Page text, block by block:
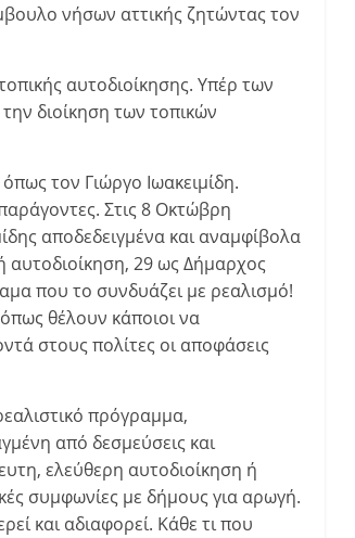
νήσων αττικής ζητώντας τον
αυτοδιοίκησης. Υπέρ των
διοίκηση των τοπικών
τον Γιώργο Ιωακειμίδη.
Στις 8 Οκτώβρη
αποδεδειγμένα και αναμφίβολα
αυτοδιοίκηση, 29 ως Δήμαρχος
που το συνδυάζει με ρεαλισμό!
θέλουν κάποιοι να
στους πολίτες οι αποφάσεις
πρόγραμμα,
από δεσμεύσεις και
ελεύθερη αυτοδιοίκηση ή
συμφωνίες με δήμους για αρωγή.
και αδιαφορεί. Κάθε τι που